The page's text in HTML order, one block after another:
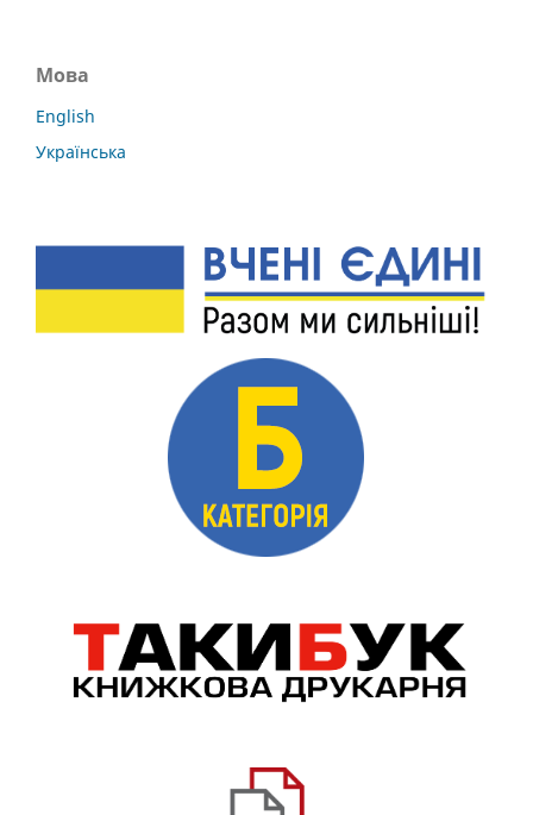
Мова
English
Українська